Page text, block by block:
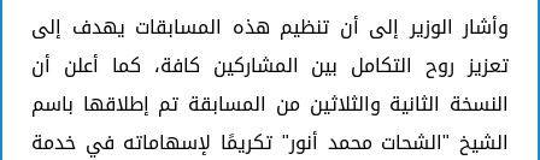
وأشار الوزير إلى أن تنظيم هذه المسابقات يهدف إلى
تعزيز روح التكامل بين المشاركين كافة، كما أعلن أن
النسخة الثانية والثلاثين من المسابقة تم إطلاقها باسم
الشيخ "الشحات محمد أنور" تكريمًا لإسهاماته في خدمة